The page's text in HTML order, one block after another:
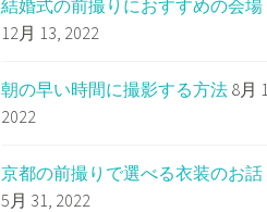
結婚式の前撮りにおすすめの会場
12月 13, 2022
朝の早い時間に撮影する方法 8月 1,
2022
京都の前撮りで選べる衣装のお話
5月 31, 2022